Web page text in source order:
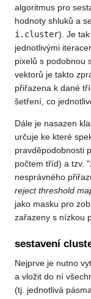
algoritmus pro
hodnoty shluků a
i.cluster). Je
jednotlivými
pixelů s podobnou
vektorů je takto
přiřazena k dané
šetření, co
Dále je nasazen
určuje ke které
pravděpodobnosti
počtem tříd) a tzv.
nesprávného
reject threshold
jako masku pro
zařazeny s nízkou
sestavení
Nejprve je nutno
a vložit do ní
(tj. jednotlivá